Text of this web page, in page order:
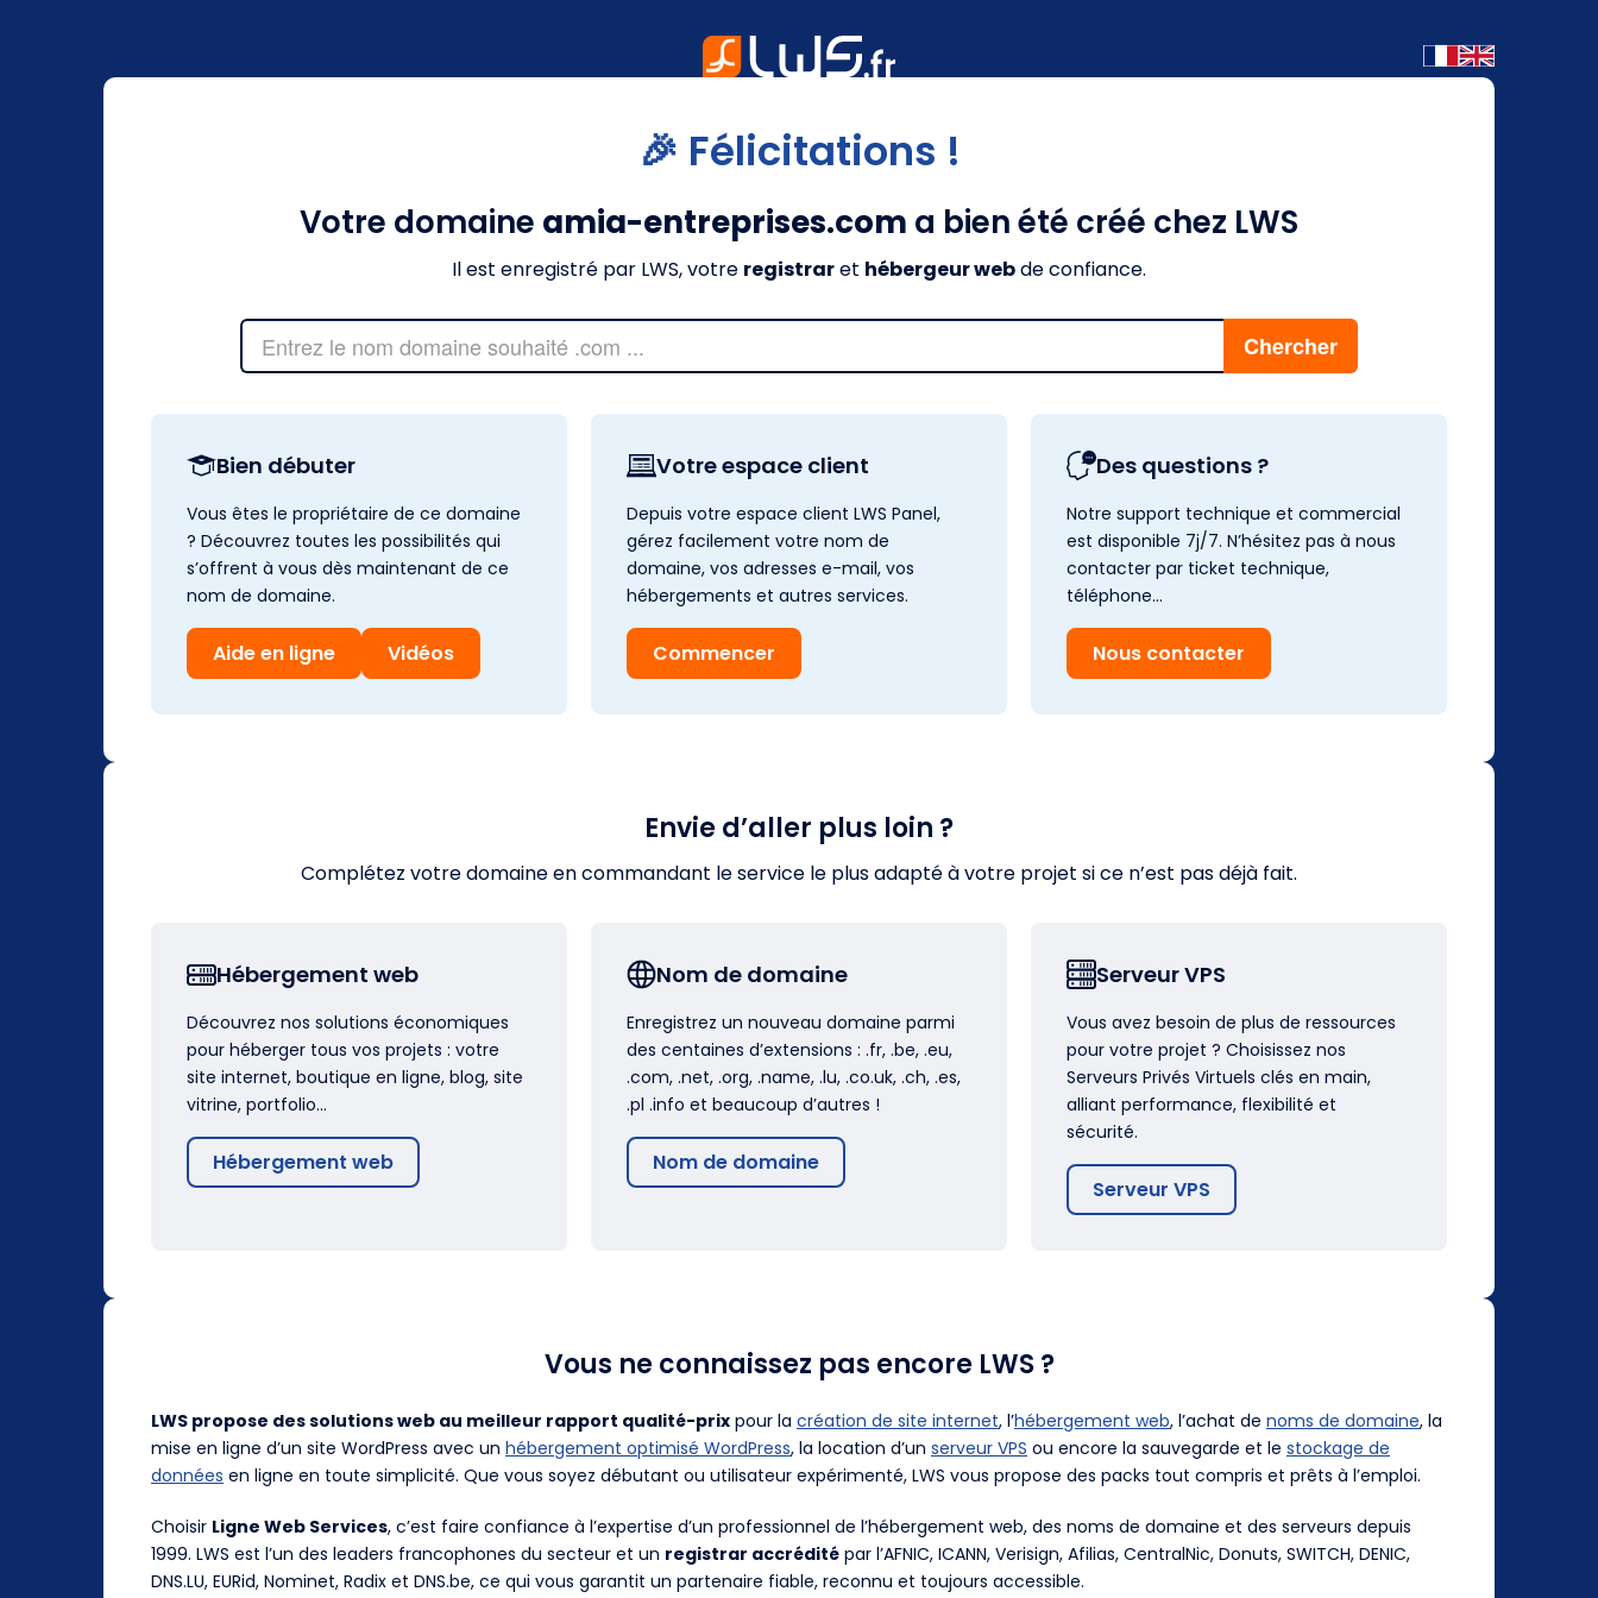
🎉 Félicitations !
Votre domaine amia-entreprises.com a bien été créé chez LWS
Il est enregistré par LWS, votre registraret hébergeur webde confiance.
Bien débuter
Vous êtes le propriétaire de ce domaine
? Découvrez toutes les possibilités qui
s’offrent à vous dès maintenant de ce
nom de domaine.
Aide en ligne Vidéos
Votre espace client
Depuis votre espace client LWS Panel,
gérez facilement votre nom de
domaine, vos adresses e-mail, vos
hébergements et autres services.
Commencer
Des questions ?
Notre support technique et commercial
est disponible 7j/7. N’hésitez pas à nous
contacter par ticket technique,
téléphone…
Nous contacter
Envie d’aller plus loin ?
Complétez votre domaine en commandant le service le plus adapté à votre projet si ce n’est pas déjà fait.
Hébergement web
Découvrez nos solutions économiques
pour héberger tous vos projets : votre
site internet, boutique en ligne, blog, site
vitrine, portfolio…
Hébergement web
Nom de domaine
Enregistrez un nouveau domaine parmi
des centaines d’extensions : .fr, .be, .eu,
.com, .net, .org, .name, .lu, .co.uk, .ch, .es,
.pl .info et beaucoup d’autres !
Nom de domaine
Serveur VPS
Vous avez besoin de plus de ressources
pour votre projet ? Choisissez nos
Serveurs Privés Virtuels clés en main,
alliant performance, flexibilité et
sécurité.
Serveur VPS
Vous ne connaissez pas encore LWS ?
LWS propose des solutions web au meilleur rapport qualité-prix pour la création de site internet, l’hébergement web, l’achat de noms de domaine, la
mise en ligne d’un site WordPress avec un hébergement optimisé WordPress, la location d’un serveur VPS ou encore la sauvegarde et le stockage de
données en ligne en toute simplicité. Que vous soyez débutant ou utilisateur expérimenté, LWS vous propose des packs tout compris et prêts à l’emploi.
Choisir Ligne Web Services, c’est faire confiance à l’expertise d’un professionnel de l’hébergement web, des noms de domaine et des serveurs depuis
1999. LWS est l’un des leaders francophones du secteur et un registrar accrédité par l’AFNIC, ICANN, Verisign, Afilias, CentralNic, Donuts, SWITCH, DENIC,
DNS.LU, EURid, Nominet, Radix et DNS.be, ce qui vous garantit un partenaire fiable, reconnu et toujours accessible.